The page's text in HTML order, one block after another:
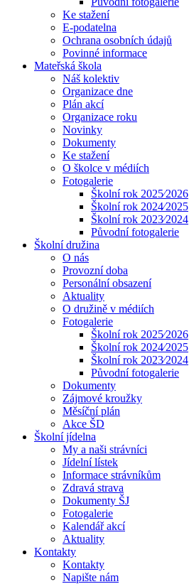
Ke stažení
E-podatelna
Ochrana osobních údajů
Povinné informace
Mateřská škola
Náš kolektiv
Organizace dne
Plán akcí
Organizace roku
Novinky
Dokumenty
Ke stažení
O školce v médiích
Fotogalerie
Školní rok 2025⁄2026
Školní rok 2024⁄2025
Školní rok 2023⁄2024
Původní fotogalerie
Školní družina
O nás
Provozní doba
Personální obsazení
Aktuality
O družině v médiích
Fotogalerie
Školní rok 2025⁄2026
Školní rok 2024⁄2025
Školní rok 2023⁄2024
Původní fotogalerie
Dokumenty
Zájmové kroužky
Měsíční plán
Akce ŠD
Školní jídelna
My a naši strávníci
Jídelní lístek
Informace strávníkům
Zdravá strava
Dokumenty ŠJ
Fotogalerie
Kalendář akcí
Aktuality
Kontakty
Kontakty
Napište nám